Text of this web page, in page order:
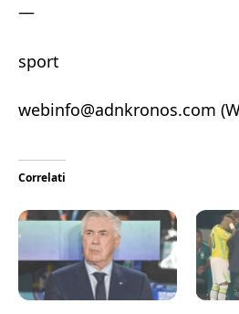
—
sport
webinfo@adnkronos.com
Correlati